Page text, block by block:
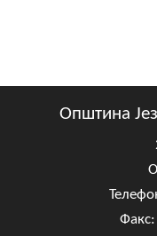
Општина